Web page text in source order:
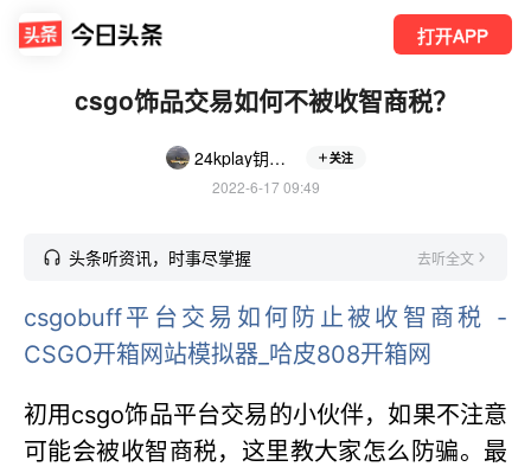
打开APP
csgo饰品交易如何不被收智商税？
24kplay钥匙商城 关注
2022-6-17 09:49
头条听资讯，时事尽掌握 去听全文
csgobuff平台交易如何防止被收智商税 -
CSGO开箱网站模拟器_哈皮808开箱网
初用csgo饰品平台交易的小伙伴，如果不注意
可能会被收智商税，这里教大家怎么防骗。最